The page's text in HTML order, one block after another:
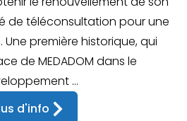
de téléconsultation pour une
première historique, qui
de MEDADOM dans le
...
d'info